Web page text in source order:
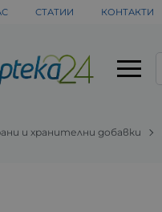
СТАТИИ КОНТАКТИ
и хранителни добавки